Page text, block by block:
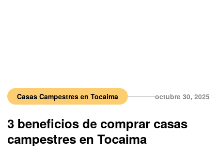
Casas Campestres en Tocaima octubre 30, 2025
3 beneficios de comprar casas
campestres en Tocaima